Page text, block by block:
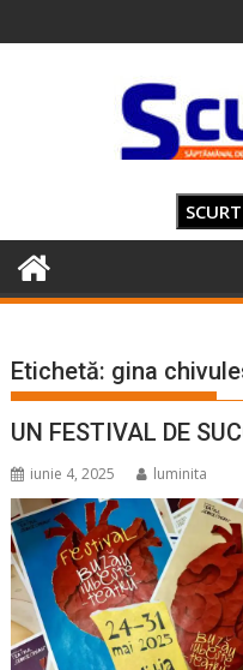
to
Etichetă: gina
UN FESTIVAL DE
iunie 4, 2025 luminita